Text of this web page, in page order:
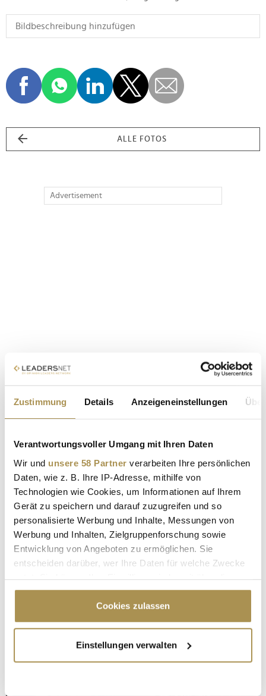
Zustimmung Details Anzeigeneinstellungen
Verantwortungsvoller Umgang mit Ihren Daten
Wir und unsere 58 Partner verarbeiten Ihre persönlichen
Daten, wie z. B. Ihre IP-Adresse, mithilfe von
Technologien wie Cookies, um Informationen auf Ihrem
Gerät zu speichern und darauf zuzugreifen und so
personalisierte Werbung und Inhalte, Messungen von
Werbung und Inhalten, Zielgruppenforschung sowie
Entwicklung von Angeboten zu ermöglichen. Sie
entscheiden darüber, wer Ihre Daten für welche Zwecke
Cookie-Erklärung oder durch Klicken auf das Privacy
Trigger Symbol ändern oder widerrufen
Informationen über Ihre geografische Lage
erfassen, welche bis auf einige Meter genau sein
Cookies zulassen
Einstellungen verwalten
ALLE FOTOS
Advertisement